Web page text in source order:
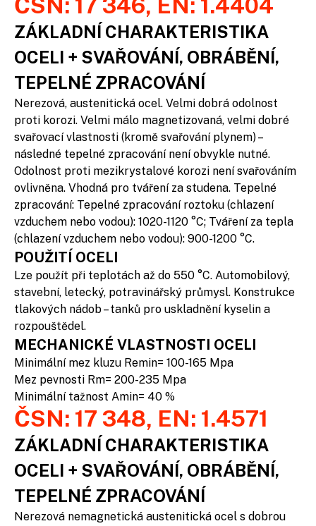
ČSN: 17 346, EN: 1.4404
ZÁKLADNÍ CHARAKTERISTIKA
OCELI + SVAŘOVÁNÍ, OBRÁBĚNÍ,
TEPELNÉ ZPRACOVÁNÍ
Nerezová, austenitická ocel. Velmi dobrá odolnost
proti korozi. Velmi málo magnetizovaná, velmi dobré
svařovací vlastnosti (kromě svařování plynem) –
následné tepelné zpracování není obvykle nutné.
Odolnost proti mezikrystalové korozi není svařováním
ovlivněna. Vhodná pro tváření za studena. Tepelné
zpracování: Tepelné zpracování roztoku (chlazení
vzduchem nebo vodou): 1020-1120 °C; Tváření za tepla
(chlazení vzduchem nebo vodou): 900-1200 °C.
POUŽITÍ OCELI
Lze použít při teplotách až do 550 °C. Automobilový,
stavební, letecký, potravinářský průmysl. Konstrukce
tlakových nádob – tanků pro uskladnění kyselin a
rozpouštědel.
MECHANICKÉ VLASTNOSTI OCELI
Minimální mez kluzu Remin= 100-165 Mpa
Mez pevnosti Rm= 200-235 Mpa
Minimální tažnost Amin= 40 %
ČSN: 17 348, EN: 1.4571
ZÁKLADNÍ CHARAKTERISTIKA
OCELI + SVAŘOVÁNÍ, OBRÁBĚNÍ,
TEPELNÉ ZPRACOVÁNÍ
Nerezová nemagnetická austenitická ocel s dobrou